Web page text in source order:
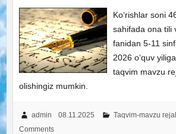
Ko‘rishlar soni
sahifada ona tili
fanidan 5-11
2026 o‘quv
taqvim mavzu
olishingiz mumkin.
admin 08.11.2025 Taqvim-mavzu
Comments